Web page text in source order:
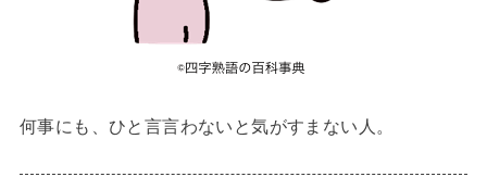
何事にも、ひと言言わないと気がすまない人。